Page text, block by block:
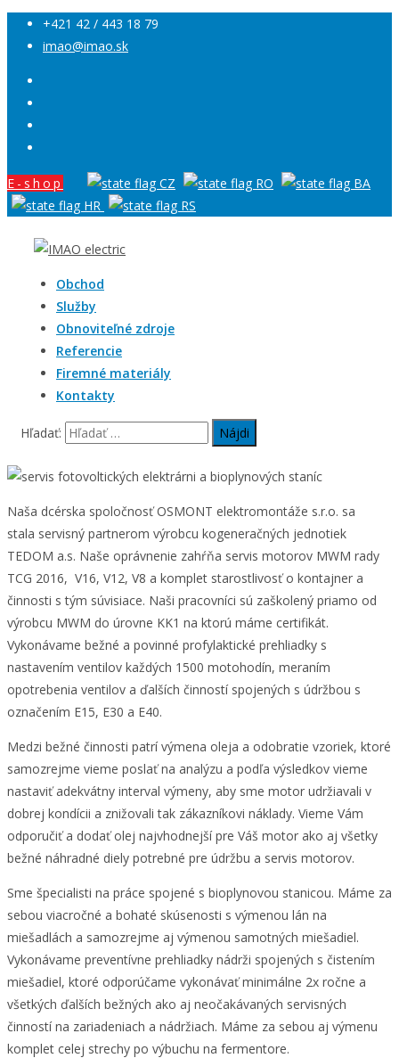
+421 42 / 443 18 79
imao@imao.sk
E-shop
Obchod
Služby
Obnoviteľné zdroje
Referencie
Firemné materiály
Kontakty
Hľadať:
Naša dcérska spoločnosť OSMONT elektromontáže s.r.o. sa
stala servisný partnerom výrobcu kogeneračných jednotiek
TEDOM a.s. Naše oprávnenie zahŕňa servis motorov MWM rady
TCG 2016, V16, V12, V8 a komplet starostlivosť o kontajner a
činnosti s tým súvisiace. Naši pracovníci sú zaškolený priamo od
výrobcu MWM do úrovne KK1 na ktorú máme certifikát.
Vykonávame bežné a povinné profylaktické prehliadky s
nastavením ventilov každých 1500 motohodín, meraním
opotrebenia ventilov a ďalších činností spojených s údržbou s
označením E15, E30 a E40.
Medzi bežné činnosti patrí výmena oleja a odobratie vzoriek, ktoré
samozrejme vieme poslať na analýzu a podľa výsledkov vieme
nastaviť adekvátny interval výmeny, aby sme motor udržiavali v
dobrej kondícii a znižovali tak zákazníkovi náklady. Vieme Vám
odporučiť a dodať olej najvhodnejší pre Váš motor ako aj všetky
bežné náhradné diely potrebné pre údržbu a servis motorov.
Sme špecialisti na práce spojené s bioplynovou stanicou. Máme za
sebou viacročné a bohaté skúsenosti s výmenou lán na
miešadlách a samozrejme aj výmenou samotných miešadiel.
Vykonávame preventívne prehliadky nádrži spojených s čistením
miešadiel, ktoré odporúčame vykonávať minimálne 2x ročne a
všetkých ďalších bežných ako aj neočakávaných servisných
činností na zariadeniach a nádržiach. Máme za sebou aj výmenu
komplet celej strechy po výbuchu na fermentore.